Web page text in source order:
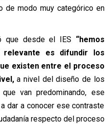
de modo muy categórico en
que desde el IES “hemos
es difundir los
existen entre el proceso
a nivel del diseño de los
van predominando, ese
dar a conocer ese contraste
respecto del proceso